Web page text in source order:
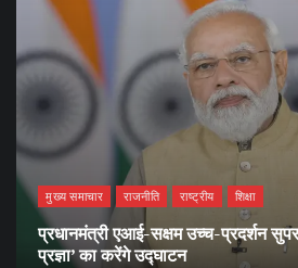
मुख्य समाचार राजनीति राष्ट्रीय शिक्षा
प्रधानमंत्री एआई-सक्षम उच्च-प्रदर्शन
प्रज्ञा’ का करेंगे उद्घाटन